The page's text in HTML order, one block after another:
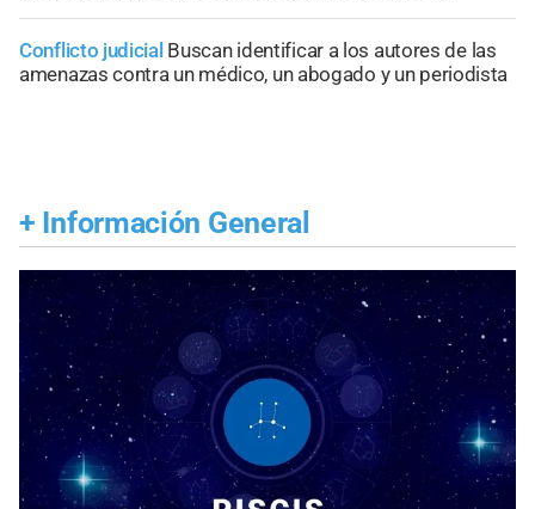
Conflicto judicial Buscan identificar a los autores de las
amenazas contra un médico, un abogado y un periodista
+ Información General